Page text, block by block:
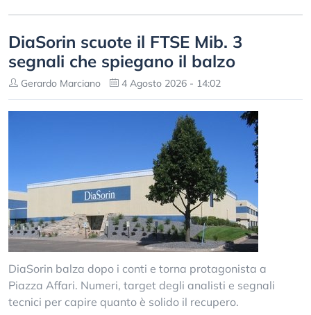
DiaSorin scuote il FTSE Mib. 3
segnali che spiegano il balzo
Gerardo Marciano 4 Agosto 2026 - 14:02
DiaSorin balza dopo i conti e torna protagonista a
Piazza Affari. Numeri, target degli analisti e segnali
tecnici per capire quanto è solido il recupero.